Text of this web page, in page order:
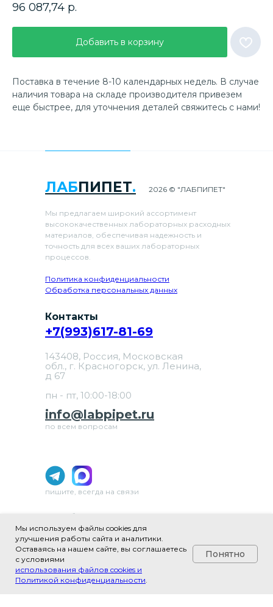
96 087,74 р.
Добавить в корзину
Поставка в течение 8-10 календарных недель. В случае
наличия товара на складе производителя привезем
еще быстрее, для уточнения деталей свяжитесь с нами!
ЛАБПИПЕТ.
Мы предлагаем широкий ассортимент
высококачественных лабораторных расходных
материалов, обеспечивая надежность и
точность для всех ваших лабораторных
процессов.
Политика конфиденциальности
Обработка персональных данных
ИП Шаблевич Юлия Александровна
ИНН 502481979640
ОГРНИП 324508100657304
ОКВЭД 46.69 «Торговля оптовая прочими
машинами и оборудованием»
2026 © "ЛАБПИПЕТ"
Контакты
info@labpipet.ru
+7(993)617-81-69
по всем вопросам
143408, Россия, Московская
обл., г. Красногорск, ул. Ленина,
д 67
пн - пт, 10:00-18:00
пишите, всегда на связи
Мы используем файлы cookies для
улучшения работы сайта и аналитики.
Оставаясь на нашем сайте, вы соглашаетесь
с условиями
использования файлов cookies и
Политикой конфиденциальности.
Понятно